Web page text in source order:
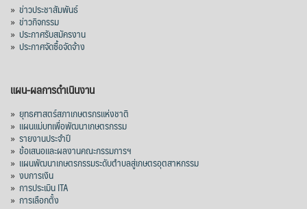
» ข่าวประชาสัมพันธ์
» ข่าวกิจกรรม
» ประกาศรับสมัครงาน
» ประกาศจัดซื้อจัดจ้าง
แผน-ผลการดำเนินงาน
» ยุทธศาสตร์สภาเกษตรกรแห่งชาติ
» แผนแม่บทเพื่อพัฒนาเกษตรกรรม
» รายงานประจำปี
» ข้อเสนอและผลงานคณะกรรมการฯ
» แผนพัฒนาเกษตรกรรมระดับตำบลสู่เกษตรอุตสาหกรรม
» งบการเงิน
» การประเมิน ITA
» การเลือกตั้ง